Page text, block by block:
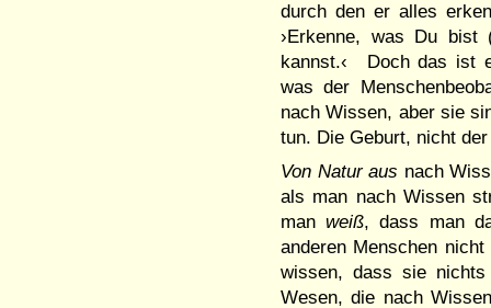
durch den er alles
›Erkenne, was Du bist
kannst.‹ Doch das ist
was der
nach Wis­sen, aber sie
tun. Die Ge­burt, nicht
Von Natur aus nach
als man nach Wissen
manweiß, dass man
anderen Menschen
wissen, dass sie
Wesen, die nach